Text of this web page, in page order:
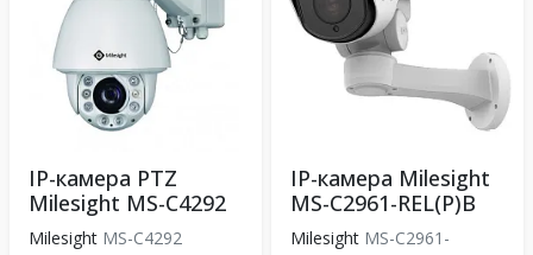
IP-камера PTZ
Milesight MS-C4292
Milesight MS-C4292
IP-камера Milesight
MS-C2961-REL(P)B
Milesight MS-C2961-